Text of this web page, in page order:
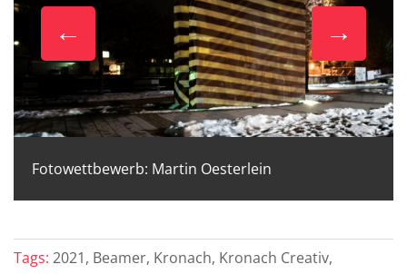
Fotowettbewerb: Martin Oesterlein
Tags: 2021, Beamer, Kronach, Kronach Creativ,